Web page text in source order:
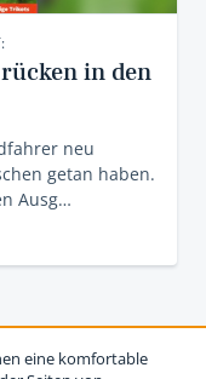
in den
neu
getan haben.
Ausg…
eine komfortable